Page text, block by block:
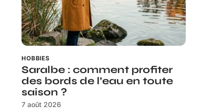
HOBBIES
Saralbe : comment profiter
des bords de l’eau en toute
saison ?
7 août 2026